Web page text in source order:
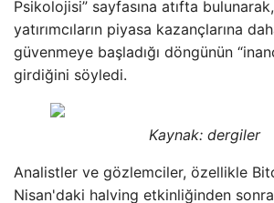
Psikolojisi” sayfasına atıfta
yatırımcıların piyasa kazançlarına
güvenmeye başladığı döngünün
girdiğini söyledi.
Kaynak: dergiler
Analistler ve gözlemciler, özellikle
Nisan'daki halving etkinliğinden